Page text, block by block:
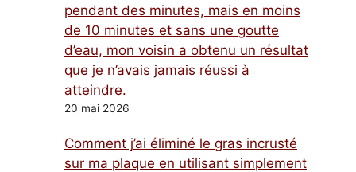
pendant des minutes, mais en moins
de 10 minutes et sans une goutte
d’eau, mon voisin a obtenu un résultat
que je n’avais jamais réussi à
atteindre.
20 mai 2026
Comment j’ai éliminé le gras incrusté
sur ma plaque en utilisant simplement